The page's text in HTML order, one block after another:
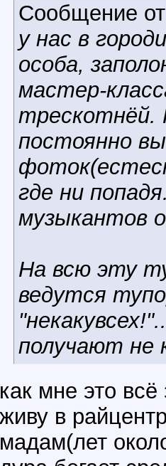
Сообщение
у нас в
особа,
мастер-
трескотнёй.
постоянно
где ни
музыкантов
На всю эту
ведутся
получают не
как мне это
живу в
мадам(лет